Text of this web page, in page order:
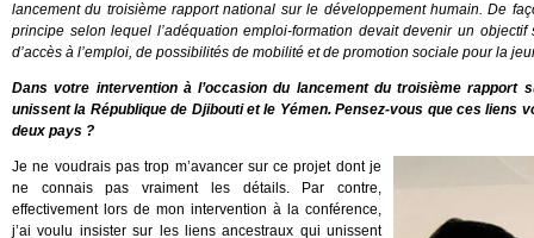
lancement du troisième rapport national sur le développement humain. De
principe selon lequel l’adéquation emploi-formation devait devenir un
d’accès à l’emploi, de possibilités de mobilité et de promotion sociale pour la
Dans votre intervention à l’occasion du lancement du troisième
unissent la République de Djibouti et le Yémen. Pensez-vous que ces liens
deux pays ?
Je ne voudrais pas trop m’avancer sur ce projet dont je
ne connais pas vraiment les détails. Par contre,
effectivement lors de mon intervention à la conférence,
j’ai voulu insister sur les liens ancestraux qui unissent